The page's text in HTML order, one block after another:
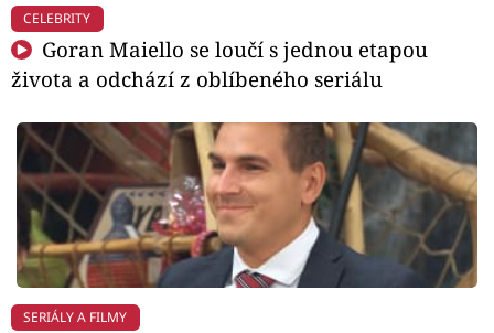
CELEBRITY
Goran Maiello se loučí s jednou etapou
života a odchází z oblíbeného seriálu
SERIÁLY A FILMY